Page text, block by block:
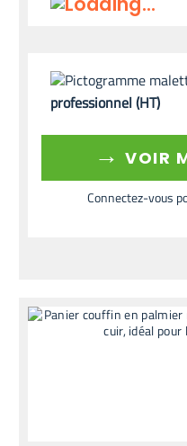
professionnel (HT)
→ VOIR
Connectez-vous